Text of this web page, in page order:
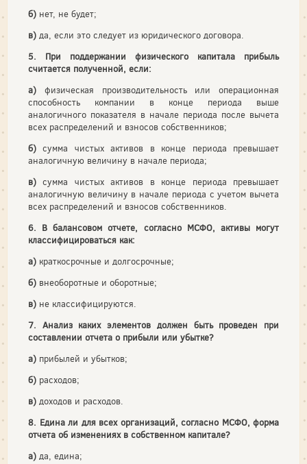
б) нет, не будет;
в) да, если это следует из юридического договора.
5. При поддержании физического капитала прибыль
считается полученной, если:
а) физическая производительность или операционная
способность компании в конце периода выше
аналогичного показателя в начале периода после вычета
всех распределений и взносов собственников;
б) сумма чистых активов в конце периода превышает
аналогичную величину в начале периода;
в) сумма чистых активов в конце периода превышает
аналогичную величину в начале периода с учетом вычета
всех распределений и взносов собственников.
6. В балансовом отчете, согласно МСФО, активы могут
классифицироваться как:
а) краткосрочные и долгосрочные;
б) внеоборотные и оборотные;
в) не классифицируются.
7. Анализ каких элементов должен быть проведен при
составлении отчета о прибыли или убытке?
а) прибылей и убытков;
б) расходов;
в) доходов и расходов.
8. Едина ли для всех организаций, согласно МСФО, форма
отчета об изменениях в собственном капитале?
а) да, едина;